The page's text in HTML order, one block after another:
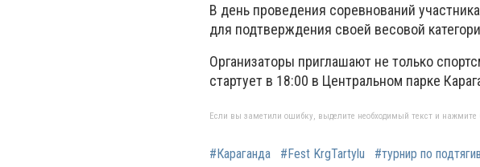
В день проведения соревнований
для подтверждения своей весовой
Организаторы приглашают не только
стартует в 18:00 в Центральном парке
Если вы заметили ошибку, выделите необходимый текст и нажмите
#Караганда #Fest KrgTartylu #турнир по